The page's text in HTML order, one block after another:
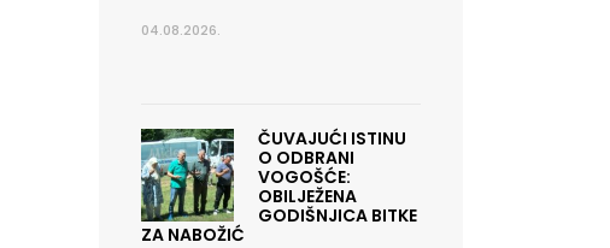
04.08.2026.
ČUVAJUĆI ISTINU
O ODBRANI
VOGOŠĆE:
OBILJEŽENA
GODIŠNJICA BITKE
ZA NABOŽIĆ